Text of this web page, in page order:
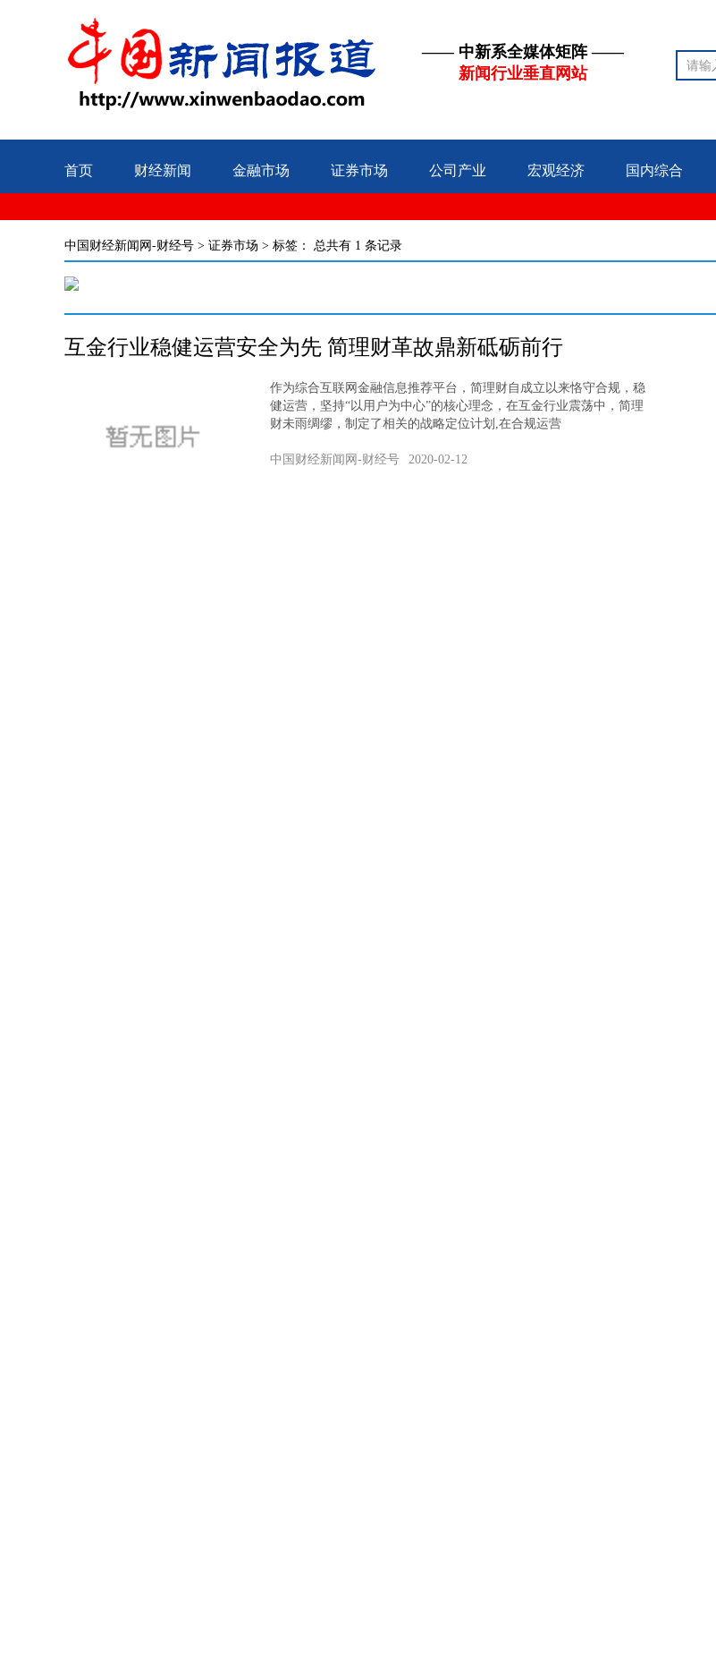
—— 中新系全媒体矩阵 ——
新闻行业垂直网站
首页 财经新闻 金融市场 证券市场 公司产业 宏观经济 国内综合
中国财经新闻网-财经号 > 证券市场 > 标签： 总共有 1 条记录
互金行业稳健运营安全为先 简理财革故鼎新砥砺前行
作为综合互联网金融信息推荐平台，简理财自成立以来恪守合规，稳
健运营，坚持“以用户为中心”的核心理念，在互金行业震荡中，简理
财未雨绸缪，制定了相关的战略定位计划,在合规运营
中国财经新闻网-财经号 2020-02-12